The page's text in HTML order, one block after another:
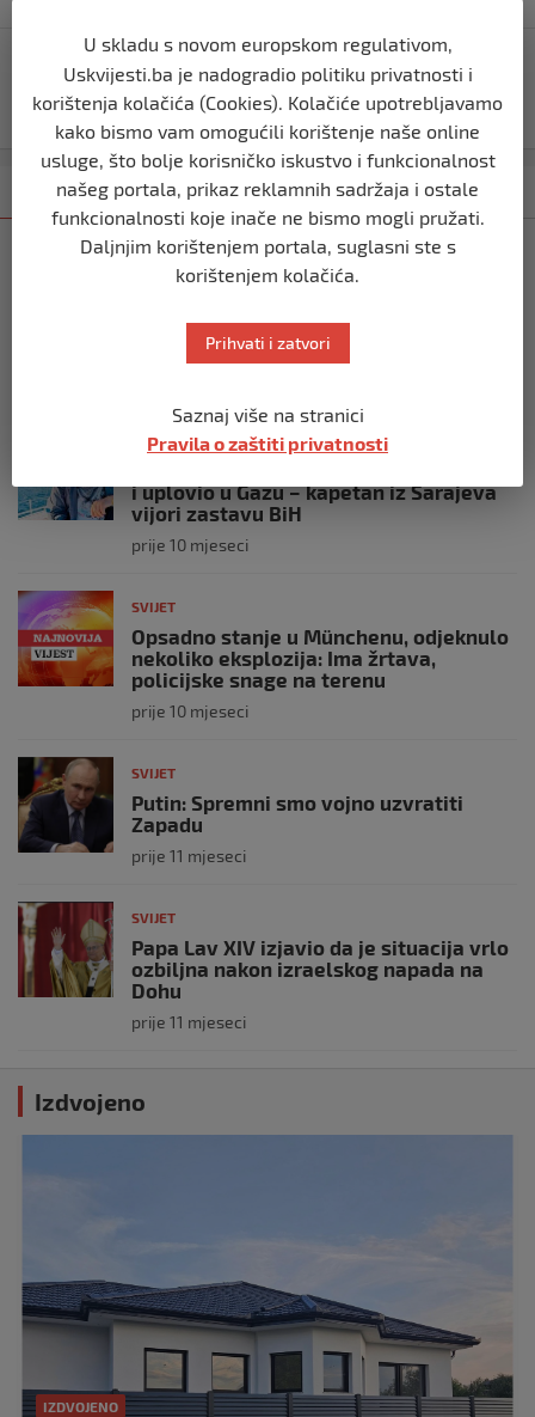
Djevojčica (14) uzela majčina kola i imala udes, a kad
im je policija pokucala na vrata DOŠLO JE DO JEZIVOG
OTKRIĆA
Kategorija Najnovije Najčitanije
SVIJET
Italijanski kapetan iz flotile za Gazu
snage prekinule molitvu njegove
SVIJET
i uplovio u Gazu – kapetan iz Sarajeva
vijori zastavu BiH
prije 10 mjeseci
SVIJET
Opsadno stanje u Münchenu, odjeknulo
nekoliko eksplozija: Ima žrtava,
policijske snage na terenu
prije 10 mjeseci
SVIJET
Putin: Spremni smo vojno uzvratiti
Zapadu
prije 11 mjeseci
SVIJET
Papa Lav XIV izjavio da je situacija vrlo
ozbiljna nakon izraelskog napada na
Dohu
prije 11 mjeseci
Izdvojeno
IZDVOJENO
U skladu s novom europskom regulativom,
Uskvijesti.ba je nadogradio politiku privatnosti i
korištenja kolačića (Cookies). Kolačiće upotrebljavamo
kako bismo vam omogućili korištenje naše online
usluge, što bolje korisničko iskustvo i funkcionalnost
našeg portala, prikaz reklamnih sadržaja i ostale
funkcionalnosti koje inače ne bismo mogli pružati.
Daljnjim korištenjem portala, suglasni ste s
korištenjem kolačića.
Prihvati i zatvori
Saznaj više na stranici
Pravila o zaštiti privatnosti